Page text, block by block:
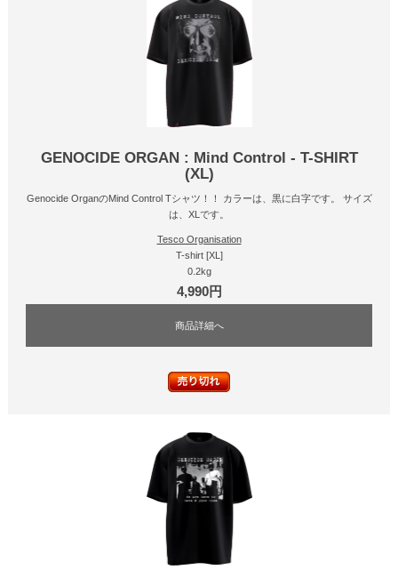
GENOCIDE ORGAN : Mind Control - T-SHIRT
(XL)
Genocide OrganのMind Control Tシャツ！！ カラーは、黒に白字です。 サイズ
は、XLです。
Tesco Organisation
T-shirt [XL]
0.2kg
4,990円
商品詳細へ